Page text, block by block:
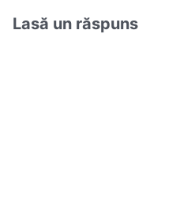
Lasă un răspuns